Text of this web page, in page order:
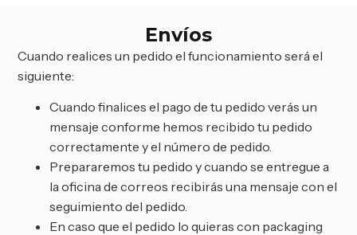
Envíos
Cuando realices un pedido el funcionamiento será el
siguiente:
Cuando finalices el pago de tu pedido verás un
mensaje conforme hemos recibido tu pedido
correctamente y el número de pedido.
Prepararemos tu pedido y cuando se entregue a
la oficina de correos recibirás una mensaje con el
seguimiento del pedido.
En caso que el pedido lo quieras con packaging